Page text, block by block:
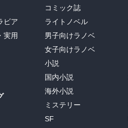
ビア
実用
コミック誌
ライトノベル
男子向けラノベ
女子向けラノベ
小説
国内小説
海外小説
ミステリー
SF